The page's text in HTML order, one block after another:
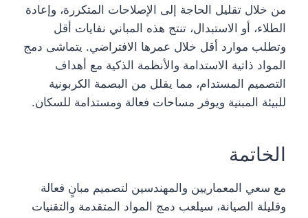
من خلال تقليل الحاجة إلى الإصلاحات المتكررة، وإعادة
الطلاء، أو الاستبدال، تنتج هذه المباني نفايات أقل
وتطلب موارد أقل خلال عمرها الافتراضي. يتماشى دمج
المواد ذاتية الاستدامة والأنظمة الذكية مع أهداف
التصميم المستدام، مما يقلل من البصمة الكربونية
للبيئة المبنية ويوفر مساحات فعالة ومستدامة للسكان.
الخاتمة
مع سعي المعماريين والمهندسين لتصميم مبانٍ فعالة
وقليلة الصيانة، سيلعب دمج المواد المتقدمة والتقنيات